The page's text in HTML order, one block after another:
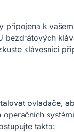
k
klávesnici
ovladače,
takto: